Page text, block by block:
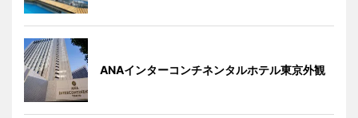
ANAインターコンチネンタルホテル東京外観